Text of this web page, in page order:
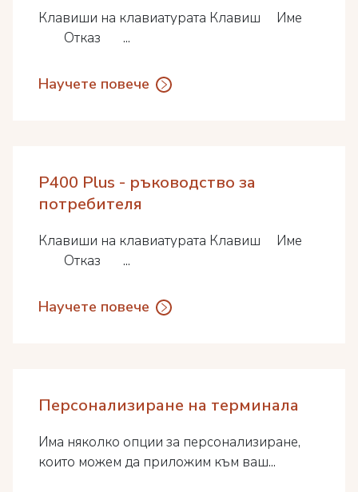
Клавиши на клавиатурата Клавиш Име
Отказ ...
Научете повече
P400 Plus - ръководство за
потребителя
Клавиши на клавиатурата Клавиш Име
Отказ ...
Научете повече
Персонализиране на терминала
Има няколко опции за персонализиране,
които можем да приложим към ваш...